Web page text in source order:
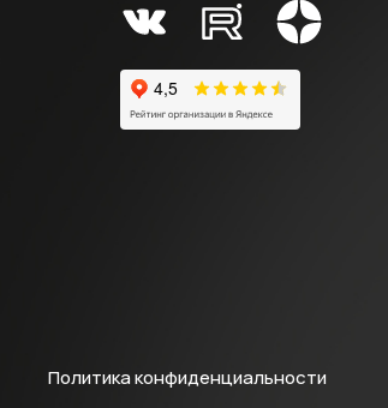
Политика конфиденциальности